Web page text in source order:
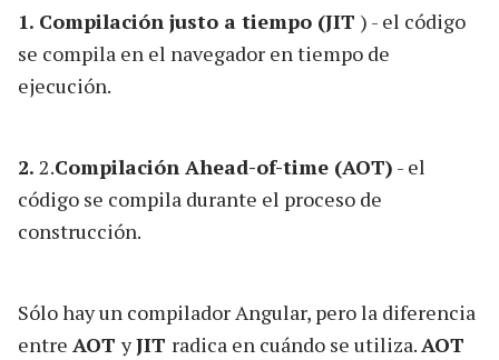
1. Compilación justo a tiempo (JIT ) - el código
se compila en el navegador en tiempo de
ejecución.
2. 2.Compilación Ahead-of-time (AOT) - el
código se compila durante el proceso de
construcción.
Sólo hay un compilador Angular, pero la diferencia
entre AOT yJIT radica en cuándo se utiliza.AOT